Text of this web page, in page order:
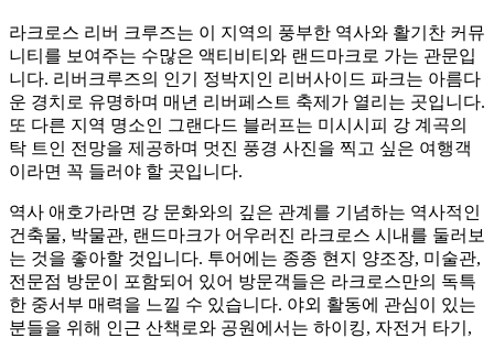
라크로스 리버 크루즈는 이 지역의 풍부한 역사와 활기찬 커뮤
니티를 보여주는 수많은 액티비티와 랜드마크로 가는 관문입
니다. 리버크루즈의 인기 정박지인 리버사이드 파크는 아름다
운 경치로 유명하며 매년 리버페스트 축제가 열리는 곳입니다.
또 다른 지역 명소인 그랜다드 블러프는 미시시피 강 계곡의
탁 트인 전망을 제공하며 멋진 풍경 사진을 찍고 싶은 여행객
이라면 꼭 들러야 할 곳입니다.
역사 애호가라면 강 문화와의 깊은 관계를 기념하는 역사적인
건축물, 박물관, 랜드마크가 어우러진 라크로스 시내를 둘러보
는 것을 좋아할 것입니다. 투어에는 종종 현지 양조장, 미술관,
전문점 방문이 포함되어 있어 방문객들은 라크로스만의 독특
한 중서부 매력을 느낄 수 있습니다. 야외 활동에 관심이 있는
분들을 위해 인근 산책로와 공원에서는 하이킹, 자전거 타기,